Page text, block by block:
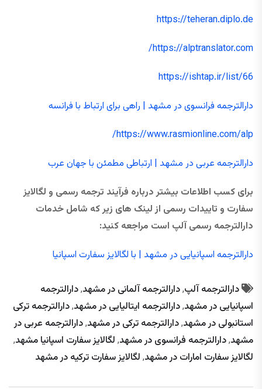
https://teheran.diplo.de
https://alptranslator.com/
https://ishtap.ir/list/66
دارالترجمه فرانسوی در مشهد | راهی برای ارتباط با فرانسه‌
https://www.rasmionline.com/alp/
دارالترجمه عربی در مشهد | ارتباطی مطمئن با جهان عرب
برای کسب اطلاعات بیشتر درباره فرآیند ترجمه رسمی و لگالایز
سفارت و تاییدات رسمی از لینک های زیر که شامل خدمات
دارالترجمه رسمی آلپ است مراجعه کنید:
دارالترجمه اسپانیایی در مشهد | با لگالایز سفارت اسپانیا
دارالترجمه آلپ,دارالترجمه آلمانی در مشهد,دارالترجمه
اسپانیایی در مشهد,دارالترجمه ایتالیایی در مشهد,دارالترجمه ترکی
استانبولی در مشهد,دارالترجمه ترکی در مشهد,دارالترجمه عربی در
مشهد,دارالترجمه فرانسوی در مشهد, لگالایز سفارت اسپانیا مشهد,
لگالایز سفارت امارات در مشهد, لگالایز سفارت ترکیه در مشهد